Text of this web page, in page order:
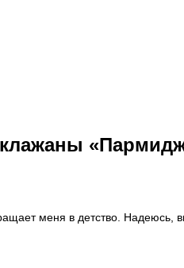
меня в детство. Надеюсь,